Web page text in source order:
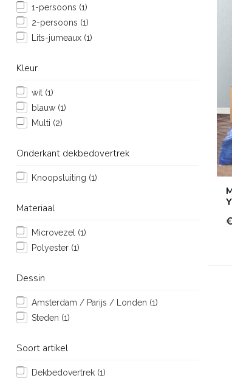
1-persoons (1)
2-persoons (1)
Lits-jumeaux (1)
Kleur
wit (1)
blauw (1)
Multi (2)
Onderkant dekbedovertrek
Knoopsluiting (1)
Materiaal
Microvezel (1)
Polyester (1)
Dessin
Amsterdam / Parijs / Londen (1)
Steden (1)
Soort artikel
Dekbedovertrek (1)